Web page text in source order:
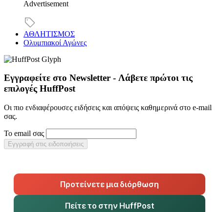
Advertisement
ΑΘΛΗΤΙΣΜΟΣ
Ολυμπιακοί Αγώνες
Εγγραφείτε στο Newsletter - Λάβετε πρώτοι τις
επιλογές HuffPost
Οι πιο ενδιαφέρουσες ειδήσεις και απόψεις καθημερινά στο e-mail
σας.
Το email σας
Εγγραφή στις ειδοποιήσεις
Προτείνετε μια διόρθωση
Πείτε το στην HuffPost